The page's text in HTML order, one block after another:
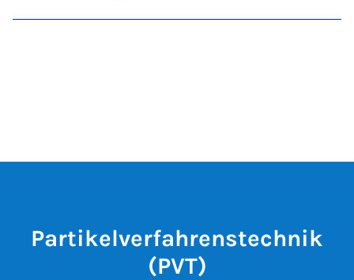
Partikelverfahrenstechnik
(PVT)